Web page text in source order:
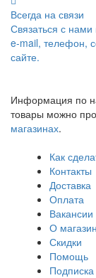
Всегда на связи
Связаться с
e-mail, телефон,
сайте.
Информация по
товары можно
магазинах.
Как
Контакты
Доставка
Оплата
Вакансии
О
Скидки
Помощь
Подписка